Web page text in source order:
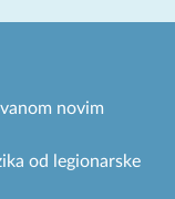
novim
od legionarske